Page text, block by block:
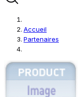
Accueil
Partenaires